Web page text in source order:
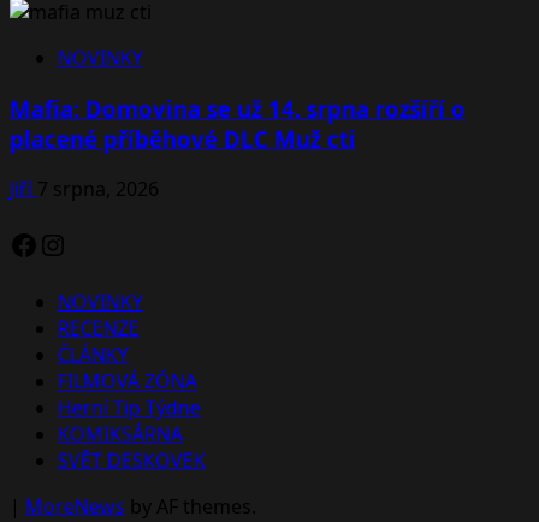
NOVINKY
Mafia: Domovina se už 14. srpna rozšíří o
placené příběhové DLC Muž cti
Jiří7 srpna, 2026
Facebook
Instagram
NOVINKY
RECENZE
ČLÁNKY
FILMOVÁ ZÓNA
Herní Tip Týdne
KOMIKSÁRNA
SVĚT DESKOVEK
| MoreNews by AF themes.